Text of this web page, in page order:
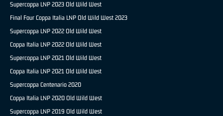
Supercoppa LNP 2023 Old Wild West
Final Four Coppa Italia LNP Old Wild West 2023
Supercoppa LNP 2022 Old Wild West
Coppa Italia LNP 2022 Old Wild West
Supercoppa LNP 2021 Old Wild West
Coppa Italia LNP 2021 Old Wild West
Supercoppa Centenario 2020
Coppa Italia LNP 2020 Old Wild West
Supercoppa LNP 2019 Old Wild West